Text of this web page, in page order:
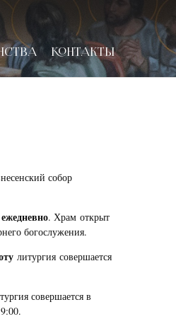
КОНТАКТЫ
собор
. Храм открыт
богослужения.
литургия совершается
совершается в